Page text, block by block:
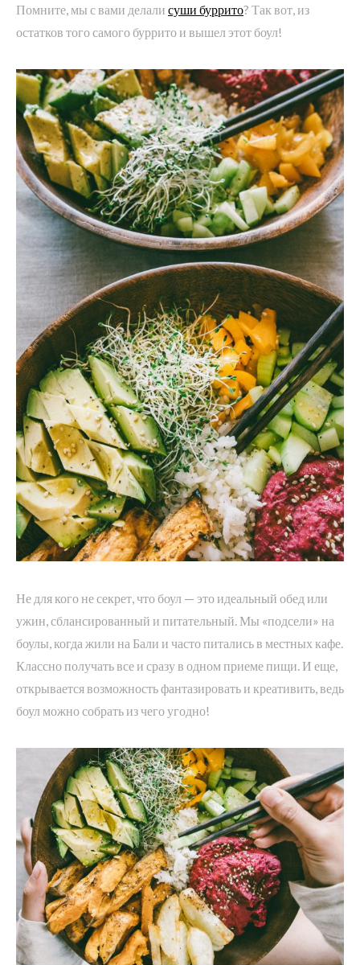
Помните, мы с вами делали суши буррито? Так вот, из
остатков того самого буррито и вышел этот боул!
Не для кого не секрет, что боул — это идеальный обед или
ужин, сблансированный и питательный. Мы «подсели» на
боулы, когда жили на Бали и часто питались в местных кафе.
Классно получать все и сразу в одном приеме пищи. И еще,
открывается возможность фантазировать и креативить, ведь
боул можно собрать из чего угодно!